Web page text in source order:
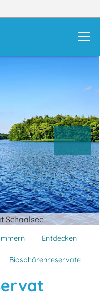
Schaalsee
Entdecken
Biosphärenreservate